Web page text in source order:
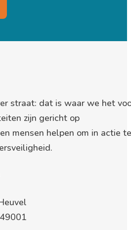
straat: dat is waar we het
zijn gericht op
mensen helpen om in actie te